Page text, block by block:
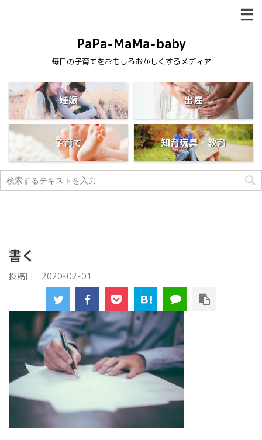
PaPa-MaMa-baby
毎日の子育てをおもしろおかしくするメディア
妊娠 出産
子育て 知育玩具・教育
書く
投稿日： 2020-02-01